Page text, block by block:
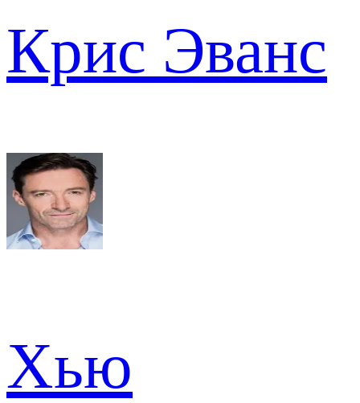
Крис Эванс
Хью